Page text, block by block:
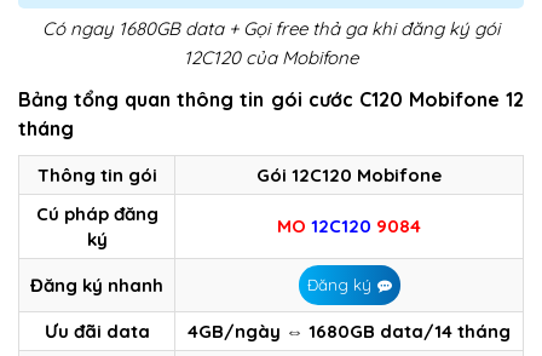
Có ngay 1680GB data + Gọi free thả ga khi đăng ký gói
12C120 của Mobifone
Bảng tổng quan thông tin gói cước C120 Mobifone 12
tháng
Thông tin gói
Gói 12C120 Mobifone
Cú pháp đăng
ký
MO 12C120 9084
Đăng ký nhanh Đăng ký
Ưu đãi data 4GB/ngày ⇔ 1680GB data/14 tháng